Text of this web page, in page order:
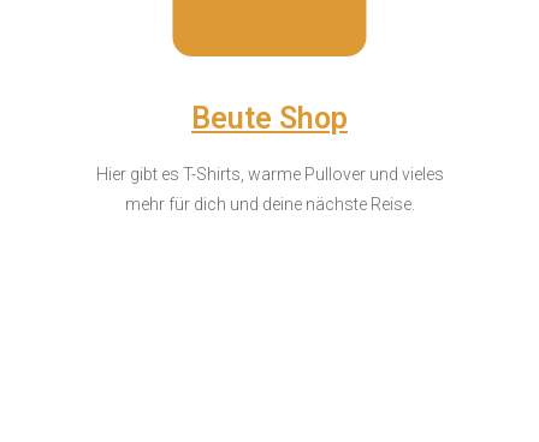
Beute Shop
Hier gibt es T-Shirts, warme Pullover und vieles
mehr für dich und deine nächste Reise.